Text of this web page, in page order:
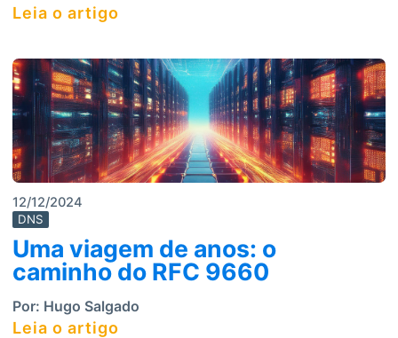
Leia o artigo
12/12/2024
DNS
Uma viagem de anos: o
caminho do RFC 9660
Por: Hugo Salgado
Leia o artigo